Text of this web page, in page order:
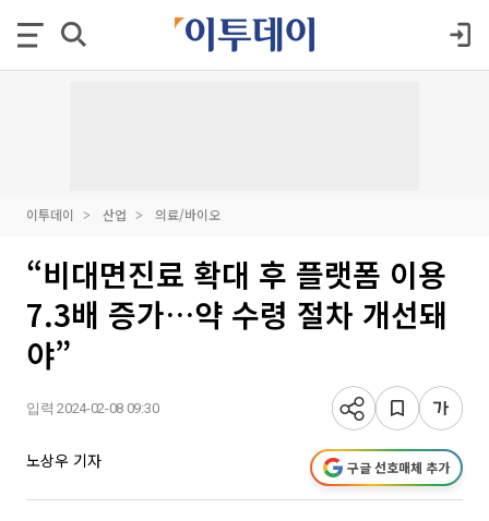
이투데이 산업 의료/바이오
“비대면진료 확대 후 플랫폼 이용
7.3배 증가…약 수령 절차 개선돼
야”
입력 2024-02-08 09:30
노상우 기자 구글 선호매체 추가